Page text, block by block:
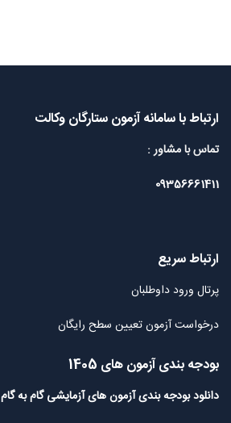
ارتباط با سامانه آزمون ستارگان وکالت
تماس با مشاور :
09356661411
ارتباط سریع
پرتال ورود داوطلبان
درخواست آزمون تعیین سطح رایگان
بودجه بندی آزمون های 1405
دانلود بودجه بندی آزمون های آزمایشی گام به گام 1405